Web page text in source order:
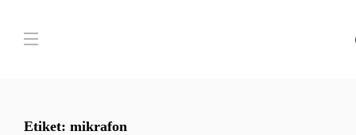
Etiket: mikrafon